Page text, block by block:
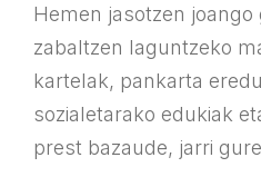
Hemen jasotzen joango
zabaltzen laguntzeko
kartelak, pankarta
sozialetarako edukiak
prest bazaude, jarri